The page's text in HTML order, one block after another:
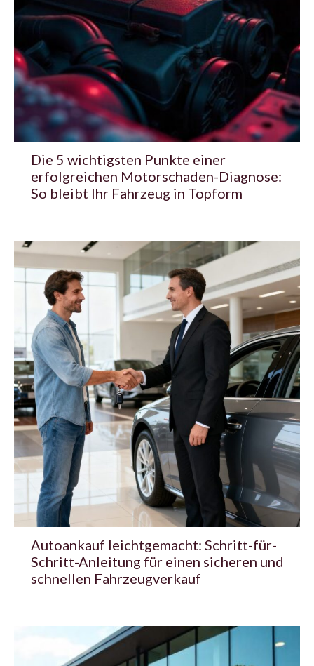
Die 5 wichtigsten Punkte einer
erfolgreichen Motorschaden-Diagnose:
So bleibt Ihr Fahrzeug in Topform
Autoankauf leichtgemacht: Schritt-für-
Schritt-Anleitung für einen sicheren und
schnellen Fahrzeugverkauf